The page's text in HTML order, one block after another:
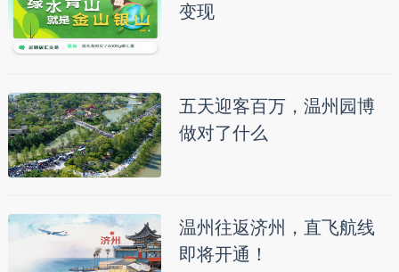
变现
五天迎客百万，温州园博
做对了什么
温州往返济州，直飞航线
即将开通！